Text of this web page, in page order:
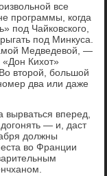
все
программы, когда
под Чайковского,
под Минкуса.
Медведевой, —
«Дон Кихот»
второй, большой
два или даже
вырваться вперед,
догонять — и, даст
должны
во Франции